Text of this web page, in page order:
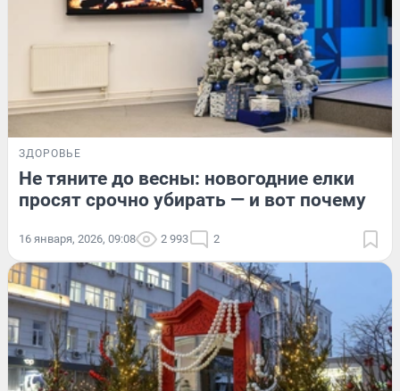
ЗДОРОВЬЕ
Не тяните до весны: новогодние елки
просят срочно убирать — и вот почему
16 января, 2026, 09:08 2 993 2